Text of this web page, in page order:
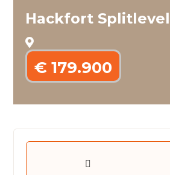
Hackfort Splitlevel
€ 179.900